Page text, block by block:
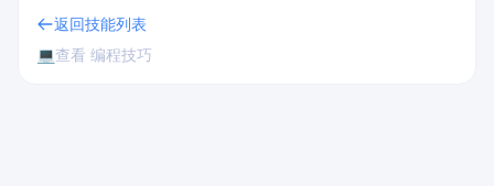
返回技能列表
💻查看 编程技巧